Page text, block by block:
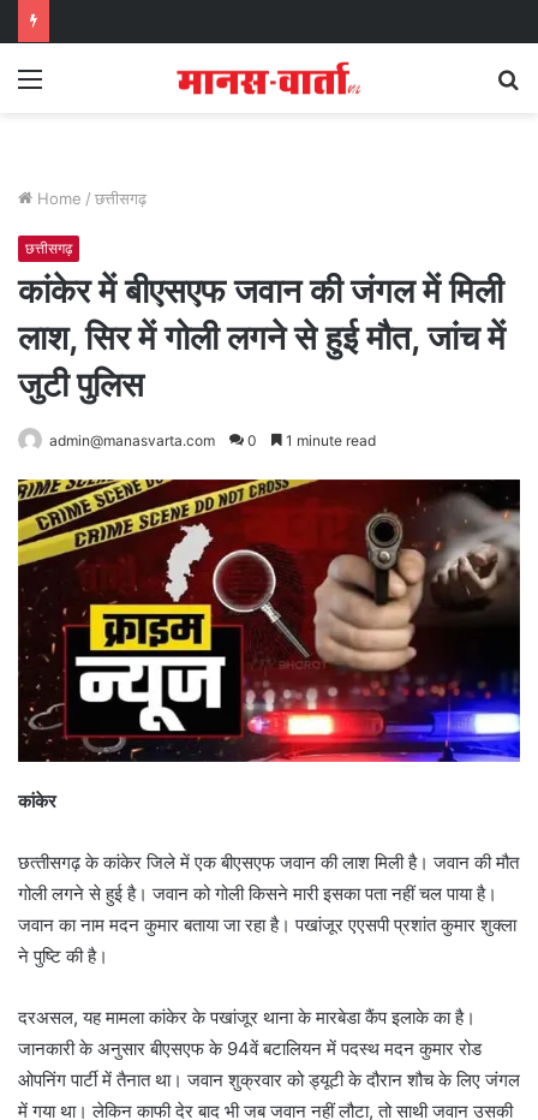
Menu
Home / छत्तीसगढ़
छत्तीसगढ़
कांकेर में बीएसएफ जवान की जंगल में मिली
लाश, सिर में गोली लगने से हुई मौत, जांच में
जुटी पुलिस
admin@manasvarta.com 0 1 minute read
कांकेर
छत्‍तीसगढ़ के कांकेर जिले में एक बीएसएफ जवान की लाश मिली है। जवान की मौत
गोली लगने से हुई है। जवान को गोली किसने मारी इसका पता नहीं चल पाया है।
जवान का नाम मदन कुमार बताया जा रहा है। पखांजूर एएसपी प्रशांत कुमार शुक्‍ला
ने पुष्टि की है।
दरअसल, यह मामला कांकेर के पखांजूर थाना के मारबेडा कैंप इलाके का है।
जानकारी के अनुसार बीएसएफ के 94वें बटालियन में पदस्‍थ मदन कुमार रोड
ओपनिंग पार्टी में तैनात था। जवान शुक्रवार को ड्यूटी के दौरान शौच के लिए जंगल
में गया था। लेकिन काफी देर बाद भी जब जवान नहीं लौटा, तो साथी जवान उसकी